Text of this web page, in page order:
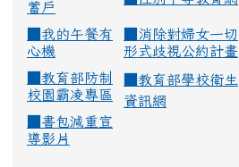
蓄戶
我的午餐有
心機
消除對婦女一切
形式歧視公約計畫
教育部防制
校園霸凌專區
教育部學校衛生
資訊網
書包減重宣
導影片